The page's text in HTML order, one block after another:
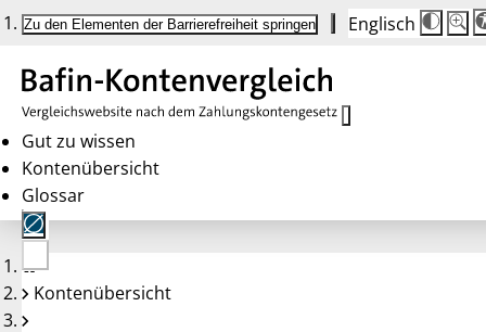
Zu den Elementen der Barrierefreiheit springen Englisch
Die
100%
Gut zu wissen
Kontenübersicht
Glossar
Keine
Konten
Kontenübersicht